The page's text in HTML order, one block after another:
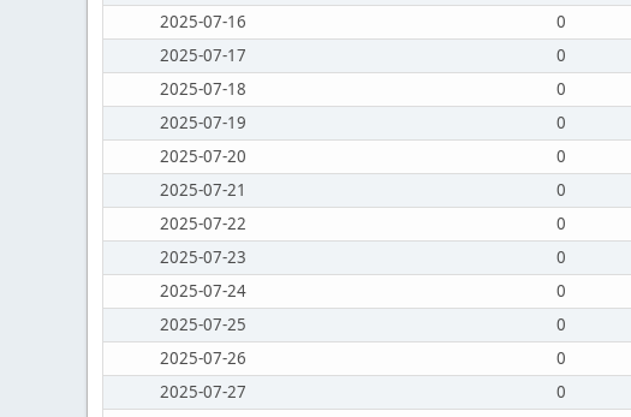
2025-07-16
0
2025-07-17
0
2025-07-18
0
2025-07-19
0
2025-07-20
0
2025-07-21
0
2025-07-22
0
2025-07-23
0
2025-07-24
0
2025-07-25
0
2025-07-26
0
2025-07-27
0